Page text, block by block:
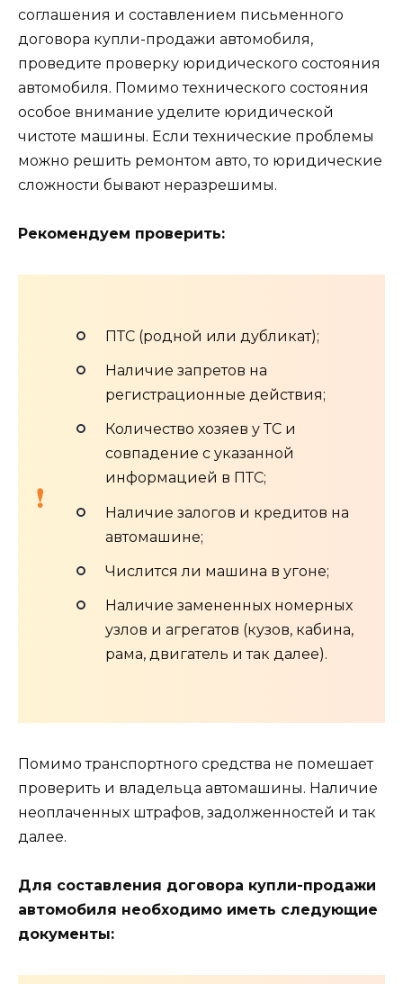
соглашения и составлением письменного
договора купли-продажи автомобиля,
проведите проверку юридического состояния
автомобиля. Помимо технического состояния
особое внимание уделите юридической
чистоте машины. Если технические проблемы
можно решить ремонтом авто, то юридические
сложности бывают неразрешимы.
Рекомендуем проверить:
ПТС (родной или дубликат);
Наличие запретов на
регистрационные действия;
Количество хозяев у ТС и
совпадение с указанной
информацией в ПТС;
Наличие залогов и кредитов на
автомашине;
Числится ли машина в угоне;
Наличие замененных номерных
узлов и агрегатов (кузов, кабина,
рама, двигатель и так далее).
Помимо транспортного средства не помешает
проверить и владельца автомашины. Наличие
неоплаченных штрафов, задолженностей и так
далее.
Для составления договора купли-продажи
автомобиля необходимо иметь следующие
документы: